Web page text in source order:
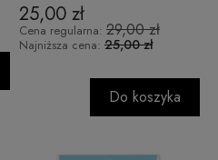
25,00 zł
Cena regularna: 29,00 zł
Najniższa cena: 25,00 zł
Do koszyka